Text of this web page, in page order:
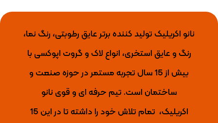
نانو اکریلیک تولید کننده برتر عایق رطوبتی، رنگ نما،
رنگ و عایق استخری، انواع لاک و گروت اپوکسی با
بیش از 15 سال تجربه مستمر در حوزه صنعت و
ساختمان است. تیم حرفه ای و قوی نانو
اکریلیک، تمام تلاش خود را داشته تا
در این 15